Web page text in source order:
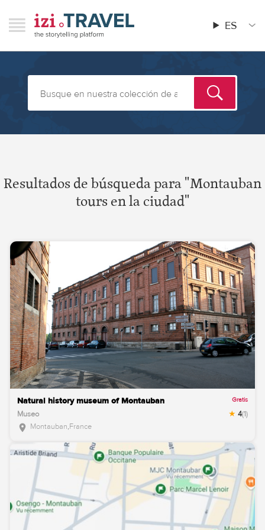
contenido
principal
Menu
Main
menu
ES
Resultados de búsqueda para "Montauban
tours en la ciudad"
Natural history museum of Montauban Gratis
Museo 4(1)
location_on Montauban,France